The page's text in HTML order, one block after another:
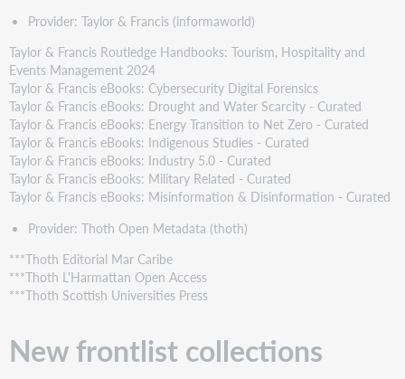
Provider: Taylor & Francis (informaworld)
Taylor & Francis Routledge Handbooks: Tourism, Hospitality and
Events Management 2024
Taylor & Francis eBooks: Cybersecurity Digital Forensics
Taylor & Francis eBooks: Drought and Water Scarcity - Curated
Taylor & Francis eBooks: Energy Transition to Net Zero - Curated
Taylor & Francis eBooks: Indigenous Studies - Curated
Taylor & Francis eBooks: Industry 5.0 - Curated
Taylor & Francis eBooks: Military Related - Curated
Taylor & Francis eBooks: Misinformation & Disinformation - Curated
Provider: Thoth Open Metadata (thoth)
***Thoth Editorial Mar Caribe
***Thoth L'Harmattan Open Access
***Thoth Scottish Universities Press
New frontlist collections